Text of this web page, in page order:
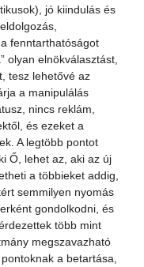
jó kiindulás és
fenntarthatóságot
olyan elnökválasztást,
tesz lehetővé az
a manipulálás
nincs reklám,
és ezeket a
A legtöbb pontot
Ő, lehet az, aki az új
a többieket addig,
semmilyen nyomás
gondolkodni, és
több mint
megszavazható
a betartása,